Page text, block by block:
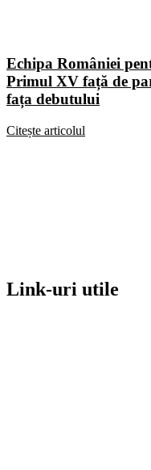
Echipa României
Primul XV față de
fața debutului
Citește articolul
Link-uri utile